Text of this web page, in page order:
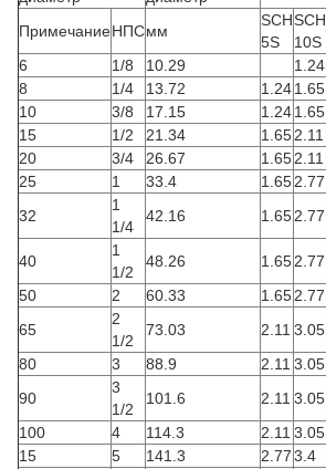
ПримечаниеНПСмм
SCH
5S
SCH
10S
6
1/8 10.29 1.24
8
1/4 13.72 1.241.65
10
3/8 17.15 1.241.65
15
1/2 21.34 1.652.11
20
3/4 26.67 1.652.11
25
1 33.4 1.652.77
32
1
1/4
42.16 1.652.77
40
1
1/2
48.26 1.652.77
50
2 60.33 1.652.77
65
2
1/2
73.03 2.11 3.05
80
3 88.9 2.11 3.05
90
3
1/2
101.6 2.11 3.05
100
4 114.3 2.11 3.05
15
5 141.3 2.773.4